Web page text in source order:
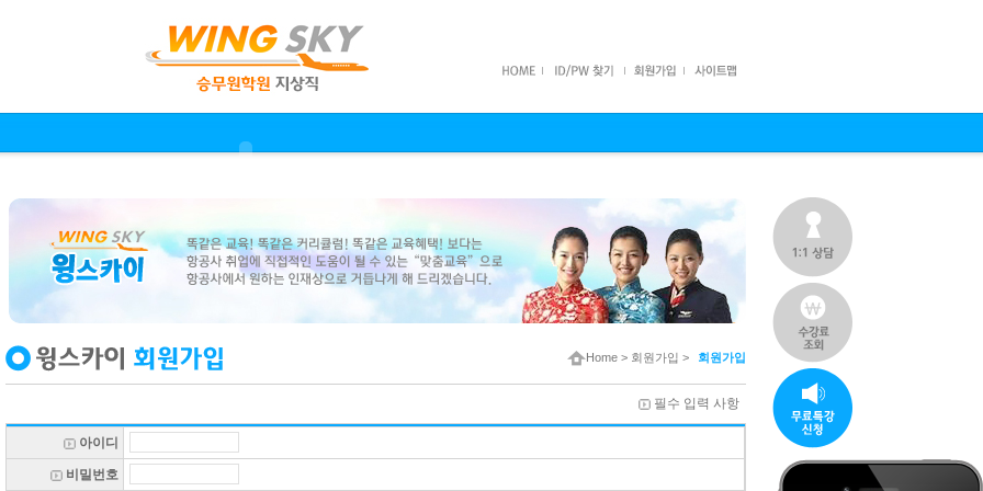
Home> 회원가입 > 회원가입
필수 입력 사항
아이디
비밀번호